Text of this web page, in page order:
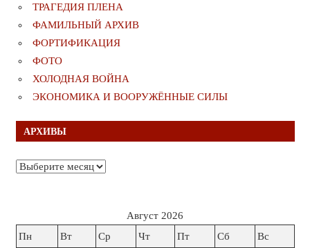
ТРАГЕДИЯ ПЛЕНА
ФАМИЛЬНЫЙ АРХИВ
ФОРТИФИКАЦИЯ
ФОТО
ХОЛОДНАЯ ВОЙНА
ЭКОНОМИКА И ВООРУЖЁННЫЕ СИЛЫ
АРХИВЫ
Архивы
Август 2026
Пн
Вт Ср Чт Пт Сб Вс